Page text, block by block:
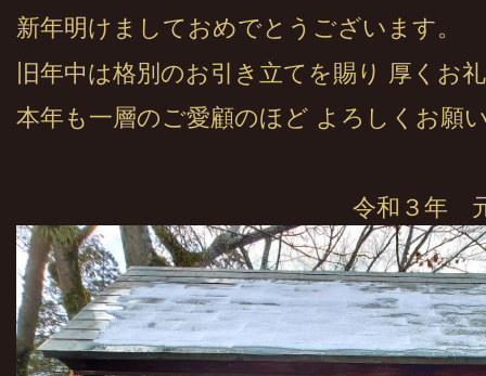
新年明けましておめでとうございます。
旧年中は格別のお引き立てを賜り 厚くお
本年も一層のご愛顧のほど よろしくお
令和３年 元